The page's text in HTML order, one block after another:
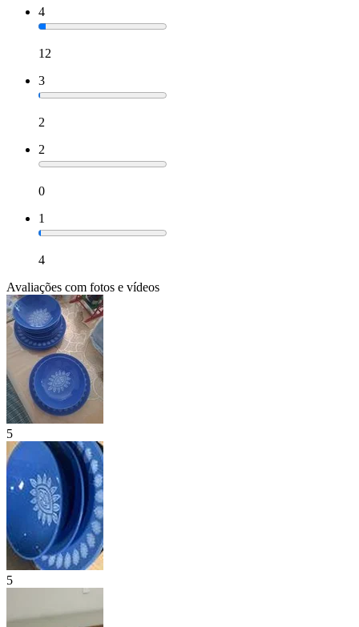
4
12
3
2
2
0
1
4
Avaliações com fotos e vídeos
5
5